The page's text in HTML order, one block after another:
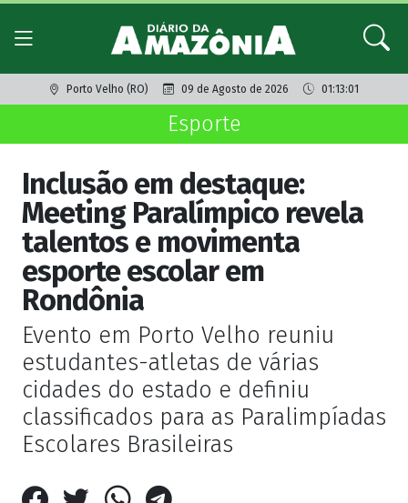
Porto Velho (RO) 09 de Agosto de 2026 01:13:01
Esporte
Inclusão em destaque:
Meeting Paralímpico revela
talentos e movimenta
esporte escolar em
Rondônia
Evento em Porto Velho reuniu
estudantes-atletas de várias
cidades do estado e definiu
classificados para as Paralimpíadas
Escolares Brasileiras